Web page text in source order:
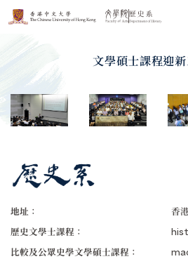
文學碩士課程迎
地址：
香
歷史文學士課程：
比較及公眾史學文學碩士課程：